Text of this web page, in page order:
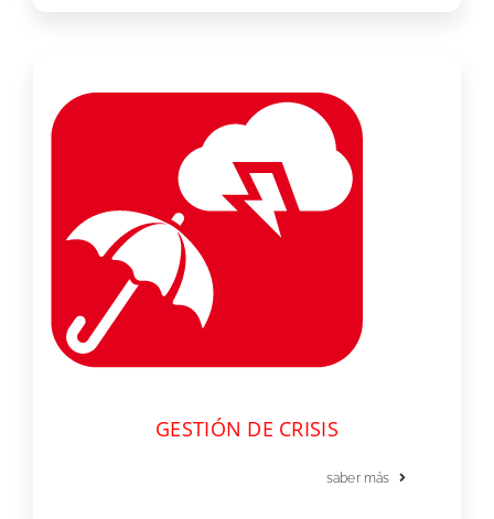
GESTIÓN DE CRISIS
saber más